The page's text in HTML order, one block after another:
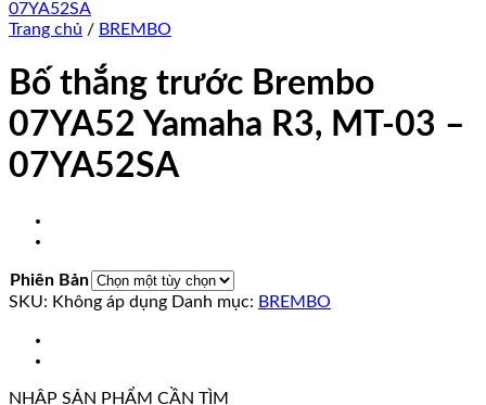
Trang chủ / BREMBO
Bố thắng trước Brembo
07YA52 Yamaha R3, MT-03 –
07YA52SA
Phiên Bản
SKU: Không áp dụng Danh mục: BREMBO
NHẬP SẢN PHẨM CẦN TÌM